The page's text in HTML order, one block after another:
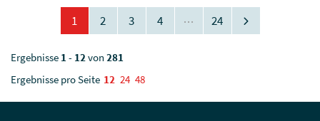
1 2 3 4 24
Ergebnisse 1- 12von 281
Ergebnisse pro Seite 12 24 48